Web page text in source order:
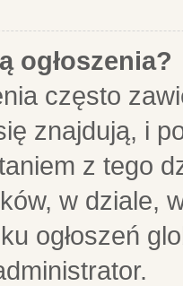
ogłoszenia?
często
znajdują, i
z tego
w dziale,
ogłoszeń